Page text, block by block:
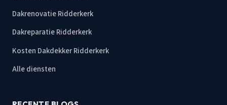
Dakrenovatie Ridderkerk
Dakreparatie Ridderkerk
Kosten Dakdekker Ridderkerk
Alle diensten